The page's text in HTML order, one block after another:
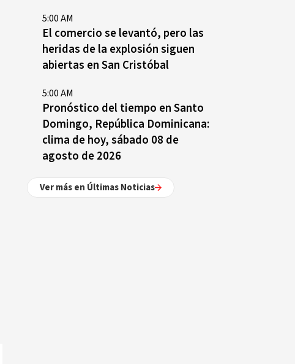
5:00 AM
El comercio se levantó, pero las
heridas de la explosión siguen
abiertas en San Cristóbal
5:00 AM
Pronóstico del tiempo en Santo
Domingo, República Dominicana:
clima de hoy, sábado 08 de
agosto de 2026
Ver más en Últimas Noticias